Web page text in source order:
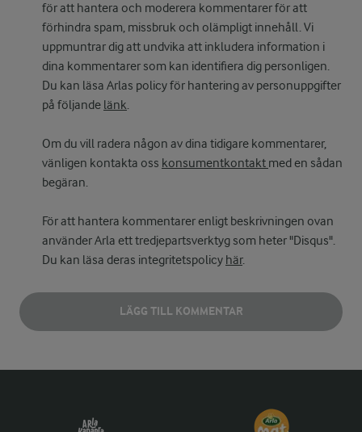
för att hantera och moderera kommentarer för att
förhindra spam, missbruk och olämpligt innehåll. Vi
uppmuntrar dig att undvika att inkludera information i
dina kommentarer som kan identifiera dig personligen.
Du kan läsa Arlas policy för hantering av personuppgifter
på följande länk.
Om du vill radera någon av dina tidigare kommentarer,
vänligen kontakta oss konsumentkontakt med en sådan
begäran.
För att hantera kommentarer enligt beskrivningen ovan
använder Arla ett tredjepartsverktyg som heter "Disqus".
Du kan läsa deras integritetspolicy här.
LÄGG TILL KOMMENTAR